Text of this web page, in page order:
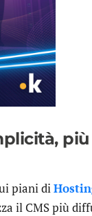
più
piani di
il CMS più